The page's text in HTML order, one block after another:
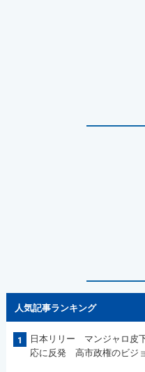
人気記事ランキング
1
日本リリー マンジャロ皮
応に反発 高市政権のビジ